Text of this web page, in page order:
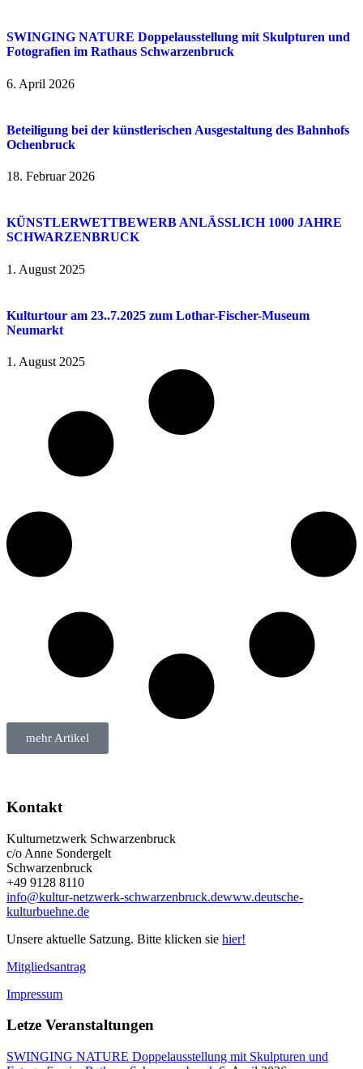
SWINGING NATURE Doppelausstellung mit Skulpturen und
Fotografien im Rathaus Schwarzenbruck
6. April 2026
Beteiligung bei der künstlerischen Ausgestaltung des Bahnhofs
Ochenbruck
18. Februar 2026
KÜNSTLERWETTBEWERB ANLÄSSLICH 1000 JAHRE
SCHWARZENBRUCK
1. August 2025
Kulturtour am 23..7.2025 zum Lothar-Fischer-Museum
Neumarkt
1. August 2025
mehr Artikel
Kontakt
Kulturnetzwerk Schwarzenbruck
c/o Anne Sondergelt
Schwarzenbruck
+49 9128 8110
info@kultur-netzwerk-schwarzenbruck.dewww.deutsche-
kulturbuehne.de
Unsere aktuelle Satzung. Bitte klicken sie hier!
Mitgliedsantrag
Impressum
Letze Veranstaltungen
SWINGING NATURE Doppelausstellung mit Skulpturen und